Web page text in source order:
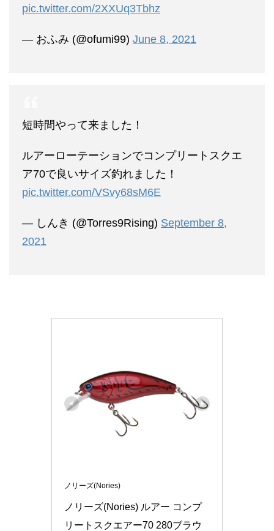
pic.twitter.com/2XXUq3Tbhz
— おふみ (@ofumi99) June 8, 2021
短時間やって来ました！
ルアーローテーションでコンプリートスクエ
ア70で良いサイズ釣れました！
pic.twitter.com/VSvy68sM6E
— しんき (@Torres9Rising) September 8,
2021
ノリーズ(Nories)
ノリーズ(Nories) ルアー コンプ
リートスクエアー70 280ブラウ